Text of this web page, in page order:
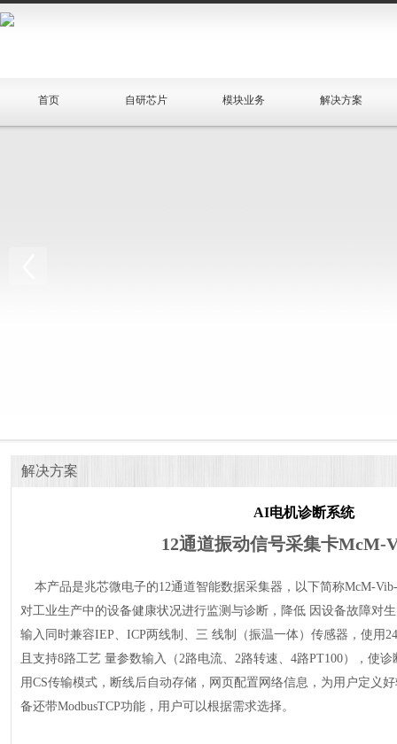
首页 自研芯片 模块业务 解决方案
解决方案
AI电机诊断系统
12通道振动信号采集卡McM-
本产品是兆芯微电子的12通道智能数据采集器，以下简称McM-
对工业生产中的设备健康状况进行监测与诊断，降低 因设备故障对
输入同时兼容IEP、ICP两线制、三 线制（振温一体）传感器，使用
且支持8路工艺 量参数输入（2路电流、2路转速、4路PT100），使
用CS传输模式，断线后自动存储，网页配置网络信息，为用户定义
备还带ModbusTCP功能，用户可以根据需求选择。